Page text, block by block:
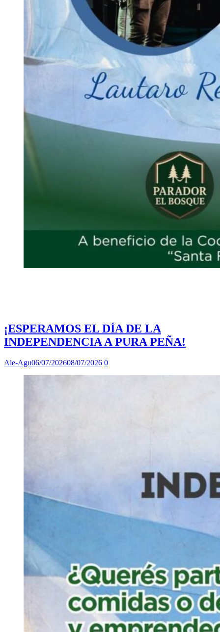
¡ESPERAMOS EL DÍA DE LA
INDEPENDENCIA A PURA PEÑA!
Ale-Agu06/07/202608/07/2026 0